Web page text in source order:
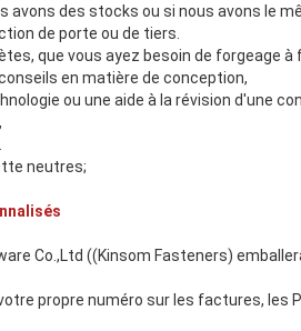
des stocks ou si nous avons le
de porte ou de tiers.
que vous ayez besoin de forgeage
en matière de conception,
ou une aide à la révision d'une
neutres;
Co.,Ltd ((Kinsom Fasteners)
propre numéro sur les factures, les